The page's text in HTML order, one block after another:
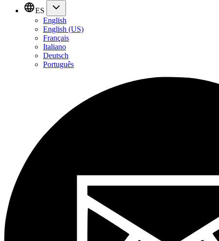
ES
English
English (US)
Français
Italiano
Deutsch
Português